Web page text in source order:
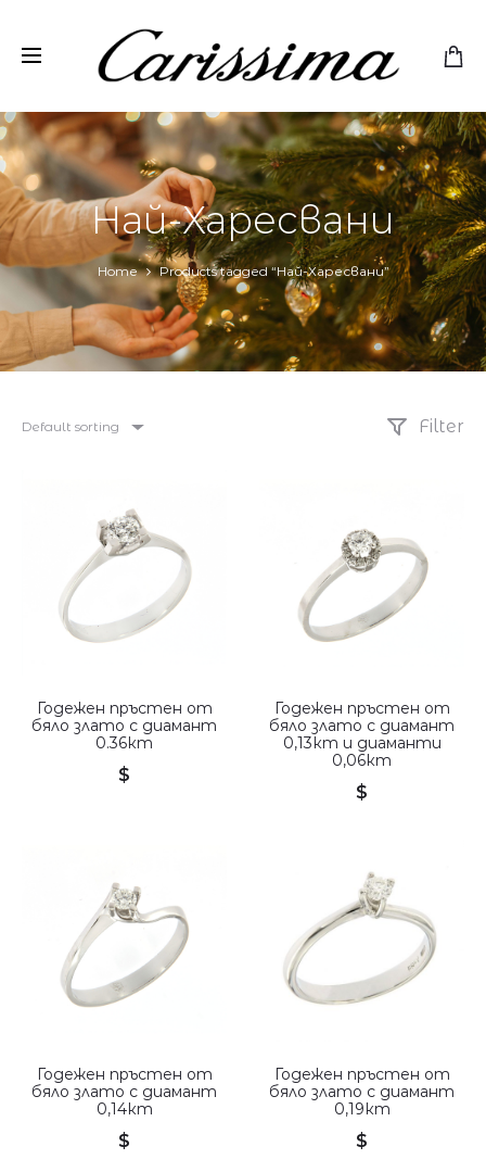
Най-Харесвани
Home Products tagged “Най-Харесвани”
Default sorting Filter
Годежен пръстен от
бяло злато с диамант
0.36кт
$
Годежен пръстен от
бяло злато с диамант
0,13кт и диаманти
0,06кт
$
Годежен пръстен от
бяло злато с диамант
0,14кт
$
Годежен пръстен от
бяло злато с диамант
0,19кт
$